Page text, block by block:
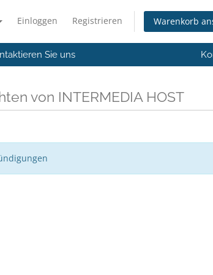
Einloggen Registrieren Warenkorb
Sie uns
von INTERMEDIA HOST